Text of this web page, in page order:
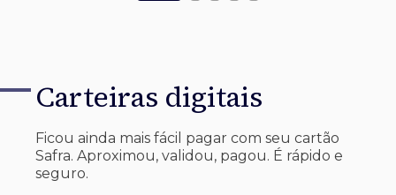
Carteiras digitais
Ficou ainda mais fácil pagar com seu cartão
Safra. Aproximou, validou, pagou. É rápido e
seguro.